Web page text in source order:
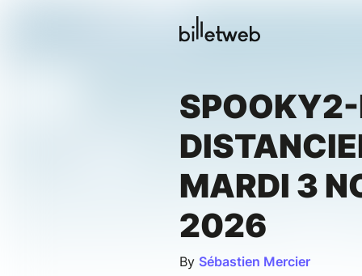
SPOOKY2-
MARDI 3
2026
By Sébastien Mercier